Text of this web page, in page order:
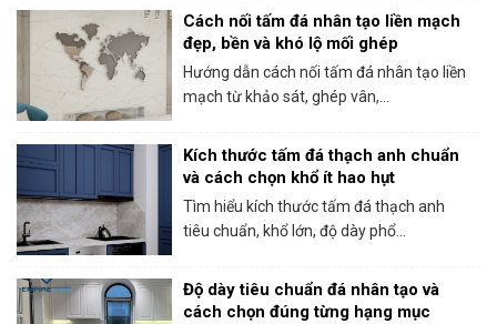
Cách nối tấm đá nhân tạo liền mạch
đẹp, bền và khó lộ mối ghép
Hướng dẫn cách nối tấm đá nhân tạo liền
mạch từ khảo sát, ghép vân,...
Kích thước tấm đá thạch anh chuẩn
và cách chọn khổ ít hao hụt
Tìm hiểu kích thước tấm đá thạch anh
tiêu chuẩn, khổ lớn, độ dày phổ...
Độ dày tiêu chuẩn đá nhân tạo và
cách chọn đúng từng hạng mục